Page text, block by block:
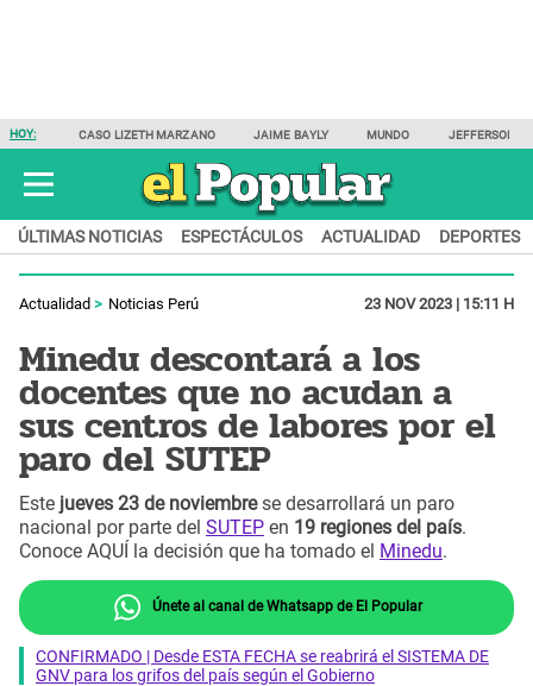
HOY: CASO LIZETH MARZANO JAIME BAYLY MUNDO JEFFERSON
ÚLTIMAS NOTICIAS ESPECTÁCULOS ACTUALIDAD DEPORTES
Actualidad Noticias Perú 23 NOV 2023 | 15:11 H
Minedu descontará a los
docentes que no acudan a
sus centros de labores por el
paro del SUTEP
Este jueves 23 de noviembrese desarrollará un paro
nacional por parte del SUTEP en 19 regiones del país.
Conoce AQUÍ la decisión que ha tomado el Minedu.
Únete al canal de Whatsapp de El Popular
CONFIRMADO | Desde ESTA FECHA se reabrirá el SISTEMA DE
GNV para los grifos del país según el Gobierno